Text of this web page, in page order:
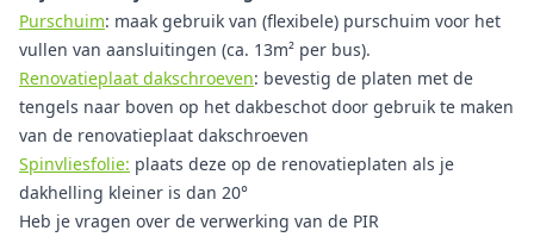
Purschuim: maak gebruik van (flexibele) purschuim voor het
vullen van aansluitingen (ca. 13m² per bus).
Renovatieplaat dakschroeven: bevestig de platen met de
tengels naar boven op het dakbeschot door gebruik te maken
van de renovatieplaat dakschroeven
Spinvliesfolie: plaats deze op de renovatieplaten als je
dakhelling kleiner is dan 20°
Heb je vragen over de verwerking van de PIR